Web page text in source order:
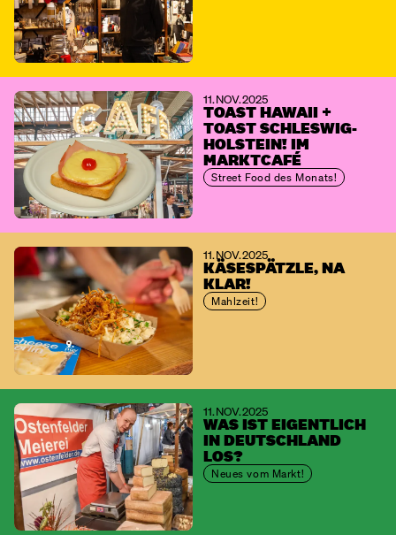
11. NOV. 2025
TOAST HAWAII +
TOAST SCHLESWIG-
HOLSTEIN! IM
MARKTCAFÉ
Street Food des Monats!
11. NOV. 2025
KÄSESPÄTZLE, NA
KLAR!
Mahlzeit!
11. NOV. 2025
WAS IST EIGENTLICH
IN DEUTSCHLAND
LOS?
Neues vom Markt!